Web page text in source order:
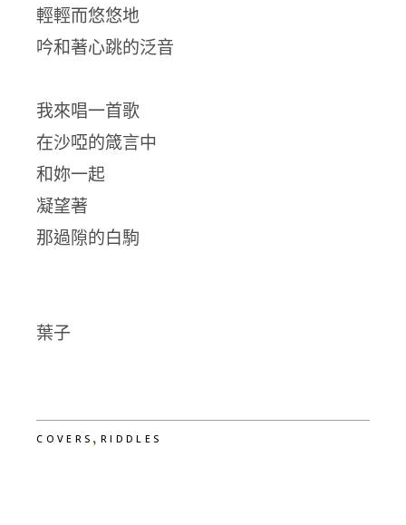
輕輕而悠悠地
吟和著心跳的泛音
我來唱一首歌
在沙啞的箴言中
和妳一起
凝望著
那過隙的白駒
葉子
COVERS ,RIDDLES